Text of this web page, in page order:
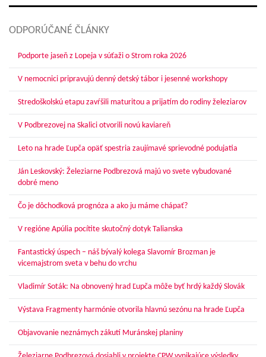
ODPORÚČANÉ ČLÁNKY
Podporte jaseň z Lopeja v súťaži o Strom roka 2026
V nemocnici pripravujú denný detský tábor i jesenné workshopy
Stredoškolskú etapu zavŕšili maturitou a prijatím do rodiny železiarov
V Podbrezovej na Skalici otvorili novú kaviareň
Leto na hrade Ľupča opäť spestria zaujímavé sprievodné podujatia
Ján Leskovský: Železiarne Podbrezová majú vo svete vybudované
dobré meno
Čo je dôchodková prognóza a ako ju máme chápať?
V regióne Apúlia pocítite skutočný dotyk Talianska
Fantastický úspech – náš bývalý kolega Slavomír Brozman je
vicemajstrom sveta v behu do vrchu
Vladimír Soták: Na obnovený hrad Ľupča môže byť hrdý každý Slovák
Výstava Fragmenty harmónie otvorila hlavnú sezónu na hrade Ľupča
Objavovanie neznámych zákutí Muránskej planiny